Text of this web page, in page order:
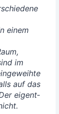
einem
im
auf das
eigent­